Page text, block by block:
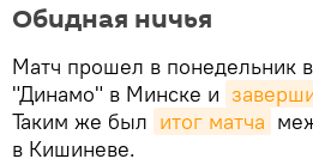
Обидная ничья
Матч прошел в понедельник
"Динамо" в Минске и
Таким же был итог матча
в Кишиневе.